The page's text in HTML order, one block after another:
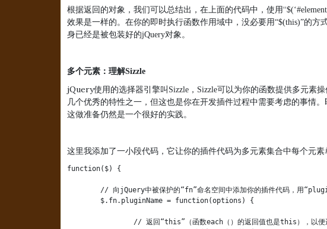
根据返回的对象，我们可以总结出，在上面的代码中，使用“$(‘#element
效果是一样的。在你的即时执行函数作用域中，没必要用“$(this)”的方
身已经是被包装好的jQuery对象。
多个元素：理解Sizzle
jQuery使用的选择器引擎叫 Sizzle ， Sizzle可以为你的函数提供多元素
几个优秀的特性之一，但这也是你在开发插件过程中需要考虑的事情
这做准备仍然是一个很好的实践。
这里我添加了一小段代码，它让你的插件代码为多元素集合中每个元素
function($) {